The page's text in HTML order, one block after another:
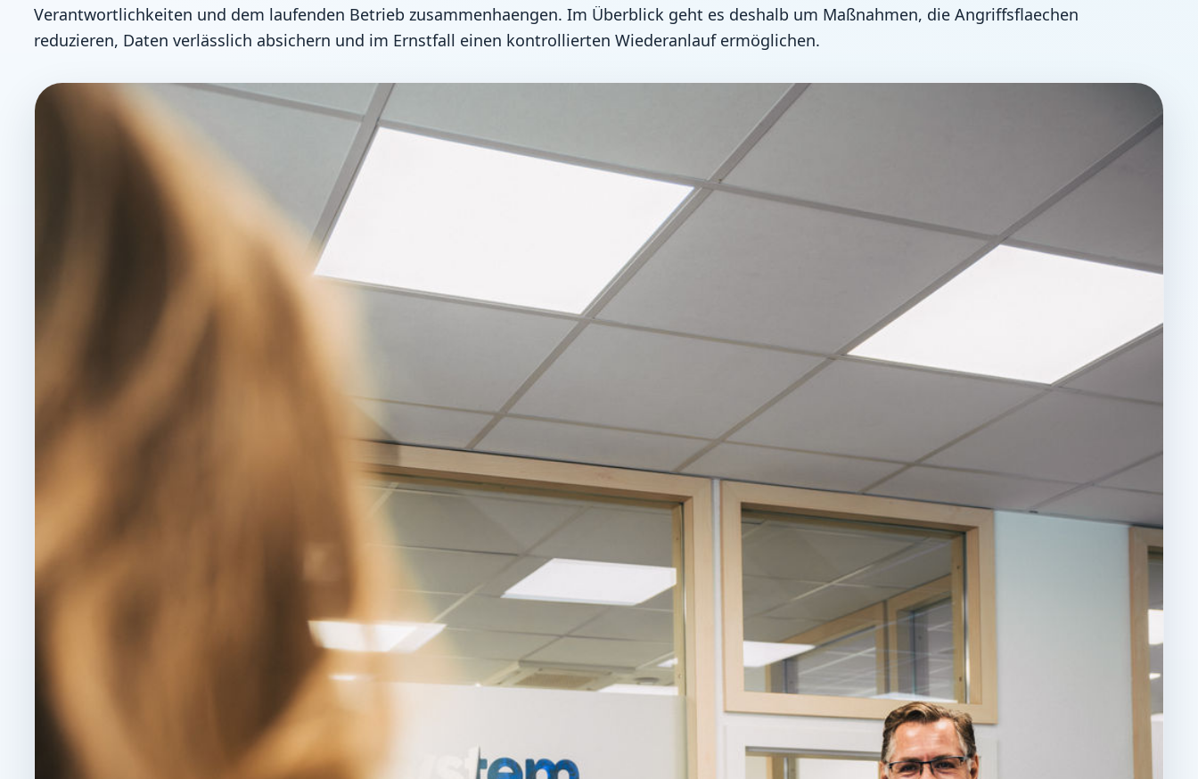
Verantwortlichkeiten und dem laufenden Betrieb zusammenhaengen. Im Überblick geht es deshalb um Maßnahmen, die Angriffsflaechen
reduzieren, Daten verlässlich absichern und im Ernstfall einen kontrollierten Wiederanlauf ermöglichen.